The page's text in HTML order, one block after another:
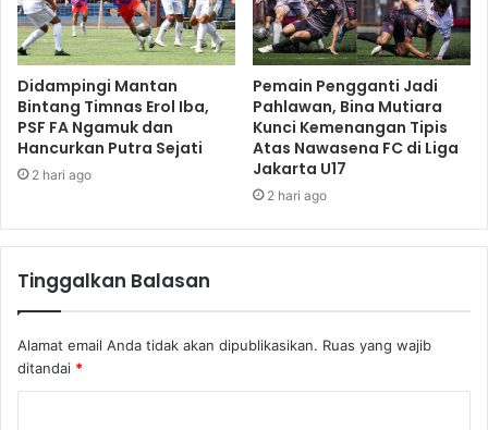
Didampingi Mantan
Bintang Timnas Erol Iba,
PSF FA Ngamuk dan
Hancurkan Putra Sejati
2 hari ago
Pemain Pengganti Jadi
Pahlawan, Bina Mutiara
Kunci Kemenangan Tipis
Atas Nawasena FC di Liga
Jakarta U17
2 hari ago
Tinggalkan Balasan
Alamat email Anda tidak akan dipublikasikan. Ruas yang wajib
ditandai *